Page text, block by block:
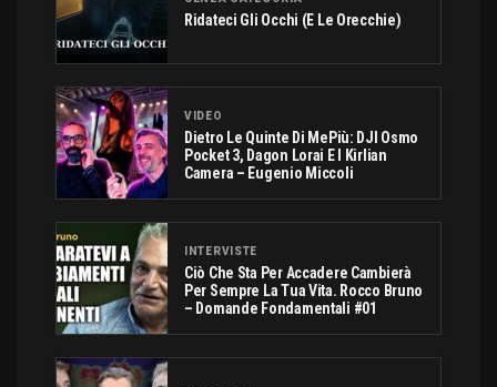
Ridateci Gli Occhi (e Le Orecchie)
VIDEO
Dietro Le Quinte Di MePiù: DJI Osmo
Pocket 3, Dagon Lorai E I Kirlian
Camera – Eugenio Miccoli
INTERVISTE
Ciò Che Sta Per Accadere Cambierà
Per Sempre La Tua Vita. Rocco Bruno
– Domande Fondamentali #01